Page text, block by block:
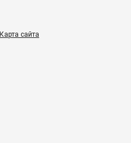
Карта сайта